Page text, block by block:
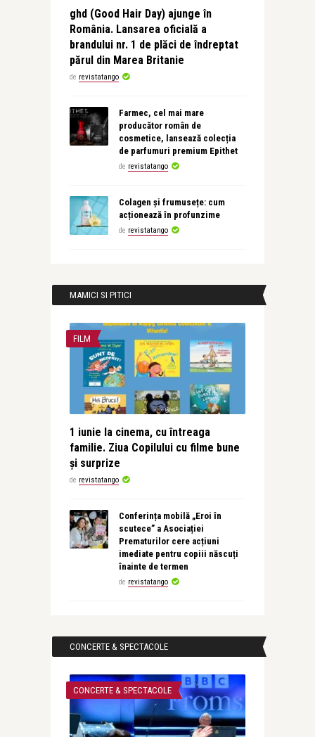
ghd (Good Hair Day) ajunge în
România. Lansarea oficială a
brandului nr. 1 de plăci de îndreptat
părul din Marea Britanie
de revistatango
Farmec, cel mai mare
producător român de
cosmetice, lansează colecția
de parfumuri premium Epithet
de revistatango
Colagen și frumusețe: cum
acționează în profunzime
de revistatango
MAMICI SI PITICI
FILM
1 iunie la cinema, cu întreaga
familie. Ziua Copilului cu filme bune
și surprize
de revistatango
Conferința mobilă „Eroi în
scutece” a Asociației
Prematurilor cere acțiuni
imediate pentru copiii născuți
înainte de termen
de revistatango
CONCERTE & SPECTACOLE
CONCERTE & SPECTACOLE